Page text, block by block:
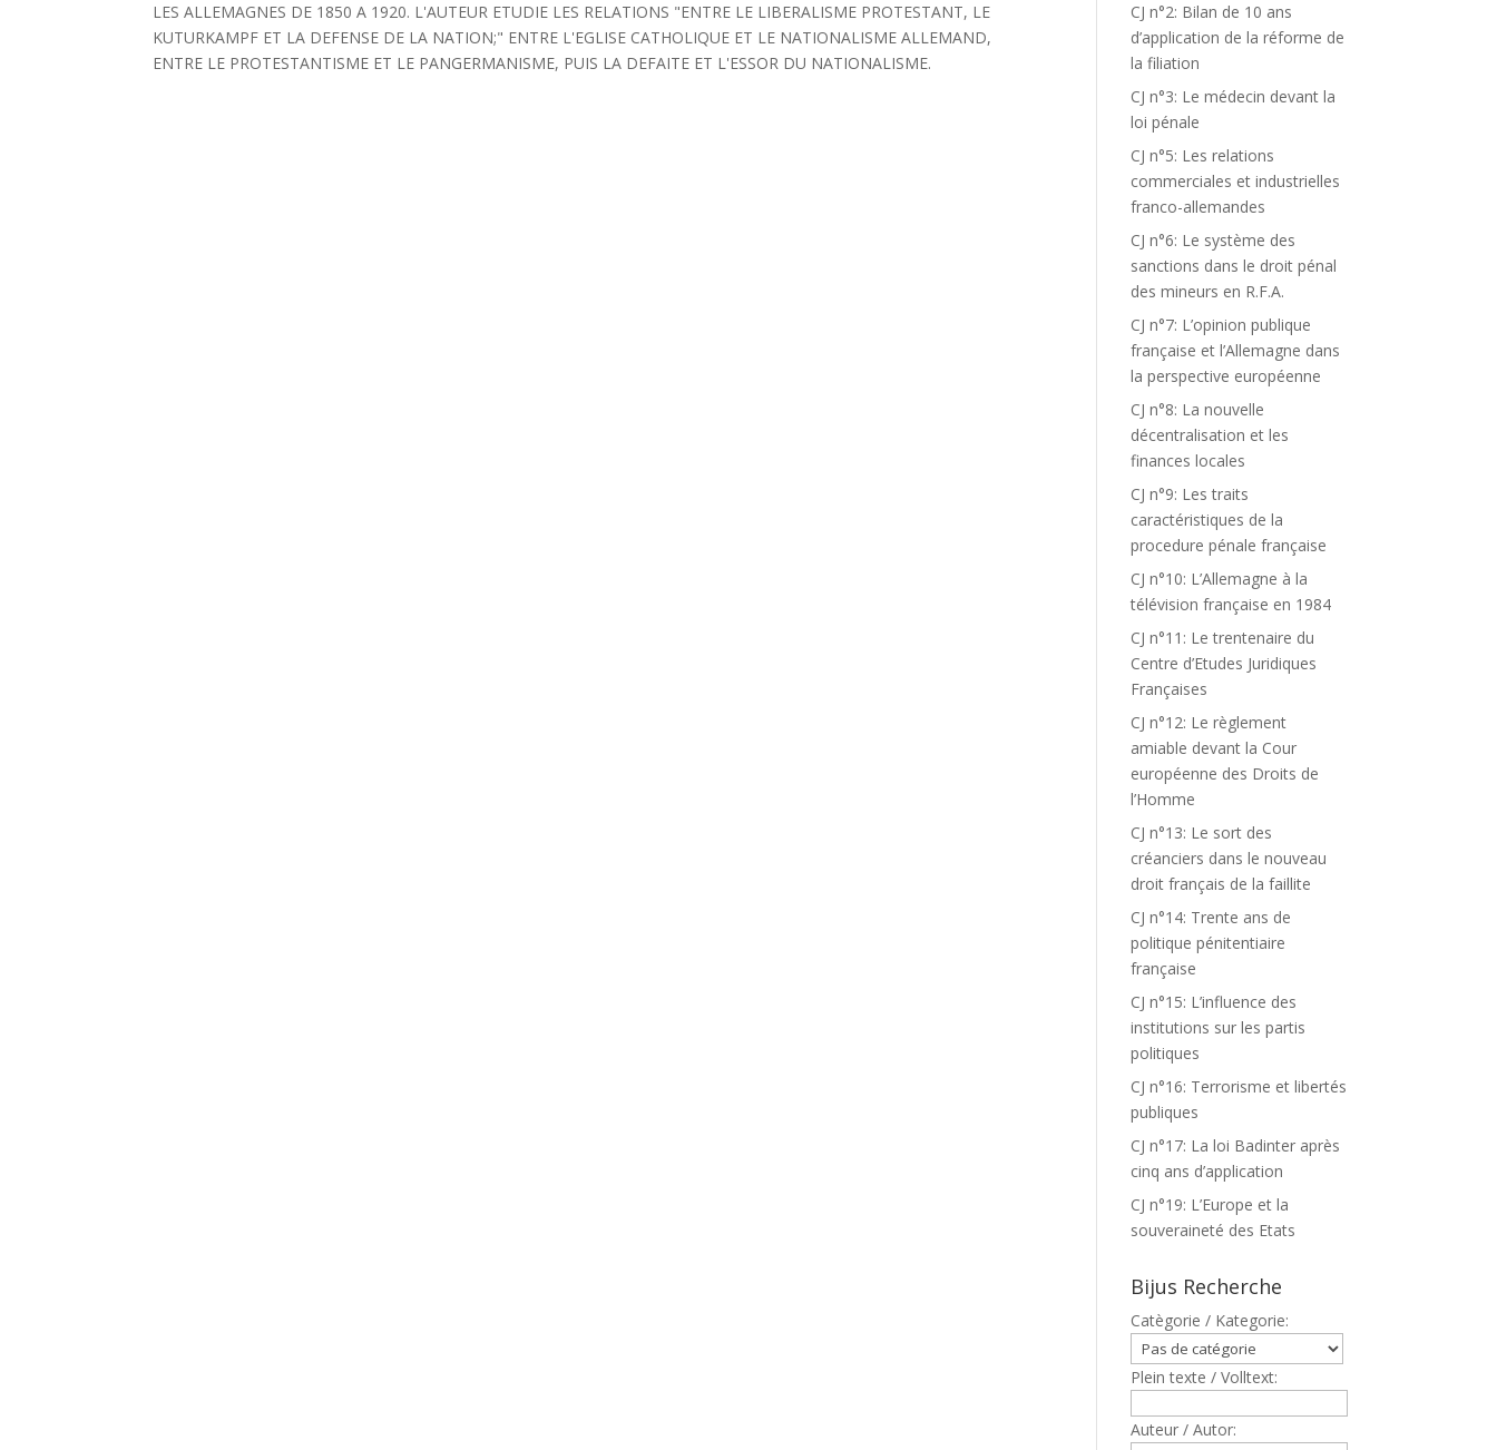
LES ALLEMAGNES DE 1850 A 1920. L'AUTEUR ETUDIE LES RELATIONS "ENTRE LE LIBERALISME PROTESTANT, LE
KUTURKAMPF ET LA DEFENSE DE LA NATION;" ENTRE L'EGLISE CATHOLIQUE ET LE NATIONALISME ALLEMAND,
ENTRE LE PROTESTANTISME ET LE PANGERMANISME, PUIS LA DEFAITE ET L'ESSOR DU NATIONALISME.
CJ n°2: Bilan de 10 ans
d’application de la réforme de
la filiation
CJ n°3: Le médecin devant la
loi pénale
CJ n°5: Les relations
commerciales et industrielles
franco-allemandes
CJ n°6: Le système des
sanctions dans le droit pénal
des mineurs en R.F.A.
CJ n°7: L’opinion publique
française et l’Allemagne dans
la perspective européenne
CJ n°8: La nouvelle
décentralisation et les
finances locales
CJ n°9: Les traits
caractéristiques de la
procedure pénale française
CJ n°10: L’Allemagne à la
télévision française en 1984
CJ n°11: Le trentenaire du
Centre d’Etudes Juridiques
Françaises
CJ n°12: Le règlement
amiable devant la Cour
européenne des Droits de
l’Homme
CJ n°13: Le sort des
créanciers dans le nouveau
droit français de la faillite
CJ n°14: Trente ans de
politique pénitentiaire
française
CJ n°15: L’influence des
institutions sur les partis
politiques
CJ n°16: Terrorisme et libertés
publiques
CJ n°17: La loi Badinter après
cinq ans d’application
CJ n°19: L’Europe et la
souveraineté des Etats
Bijus Recherche
Catègorie / Kategorie:
Plein texte / Volltext:
Auteur / Autor: